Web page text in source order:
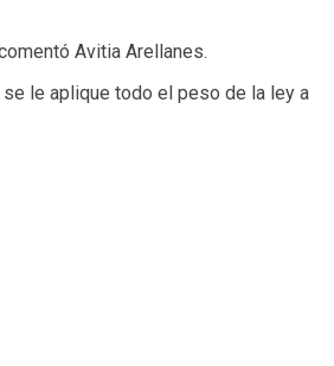
Avitia Arellanes.
le aplique todo el peso de la ley a